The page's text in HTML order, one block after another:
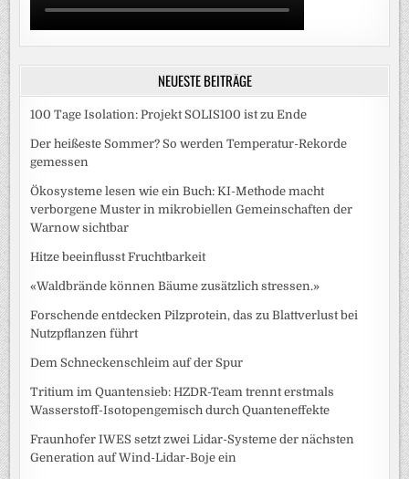
NEUESTE BEITRÄGE
100 Tage Isolation: Projekt SOLIS100 ist zu Ende
Der heißeste Sommer? So werden Temperatur-Rekorde
gemessen
Ökosysteme lesen wie ein Buch: KI-Methode macht
verborgene Muster in mikrobiellen Gemeinschaften der
Warnow sichtbar
Hitze beeinflusst Fruchtbarkeit
«Waldbrände können Bäume zusätzlich stressen.»
Forschende entdecken Pilzprotein, das zu Blattverlust bei
Nutzpflanzen führt
Dem Schneckenschleim auf der Spur
Tritium im Quantensieb: HZDR-Team trennt erstmals
Wasserstoff-Isotopengemisch durch Quanteneffekte
Fraunhofer IWES setzt zwei Lidar-Systeme der nächsten
Generation auf Wind-Lidar-Boje ein